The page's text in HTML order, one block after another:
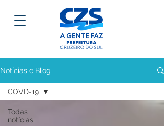
Notícias e Blog
Todas
notícias
COVD-19